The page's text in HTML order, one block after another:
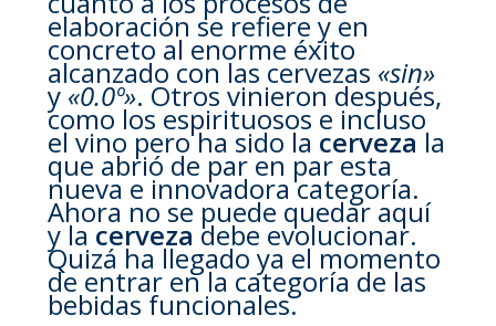
elaboración se refiere y en
concreto al enorme éxito
alcanzado con las cervezas «sin»
y«0.0º». Otros vinieron después,
como los espirituosos e incluso
el vino pero ha sido la cervezala
que abrió de par en par esta
nueva e innovadora categoría.
Ahora no se puede quedar aquí
y lacerveza debe evolucionar.
Quizá ha llegado ya el momento
de entrar en la categoría de las
bebidas funcionales.